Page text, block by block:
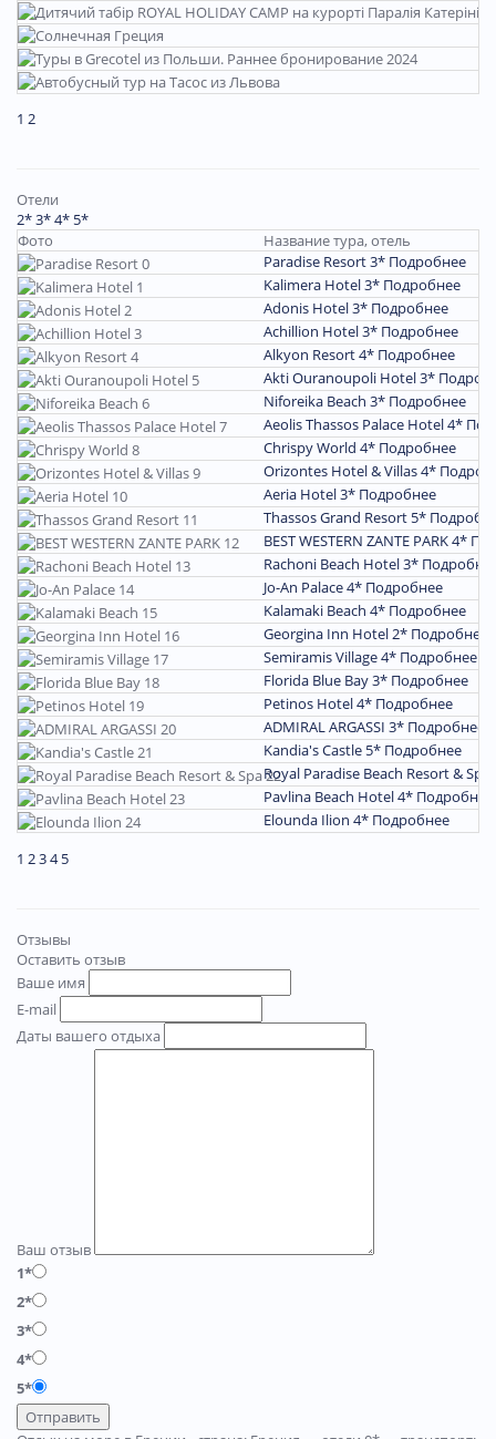
1 2
Отели
2*3*4* 5*
Фото
Название тура, отель
Paradise Resort 3* Подробнее
Kalimera Hotel 3* Подробнее
Adonis Hotel 3* Подробнее
Achillion Hotel 3* Подробнее
Alkyon Resort 4* Подробнее
Akti Ouranoupoli Hotel 3*
Niforeika Beach 3* Подробнее
Aeolis Thassos Palace Hotel 4*
Chrispy World 4* Подробнее
Orizontes Hotel & Villas 4*
Aeria Hotel 3* Подробнее
Thassos Grand Resort 5*
BEST WESTERN ZANTE PARK 4*
Rachoni Beach Hotel 3*
Jo-An Palace 4* Подробнее
Kalamaki Beach 4* Подробнее
Georgina Inn Hotel 2* Подробнее
Semiramis Village 4* Подробнее
Florida Blue Bay 3* Подробнее
Petinos Hotel 4* Подробнее
ADMIRAL ARGASSI 3* Подробнее
Kandia's Castle 5* Подробнее
Royal Paradise Beach Resort &
Pavlina Beach Hotel 4* Подробнее
Elounda Ilion 4* Подробнее
1 234 5
Отзывы
Оставить отзыв
Ваше имя
E-mail
Даты вашего отдыха
Ваш отзыв
1*
2*
3*
4*
5*
Отправить